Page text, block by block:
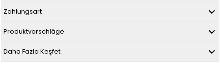
Zahlungsart
Produktvorschläge
Daha Fazla Keşfet